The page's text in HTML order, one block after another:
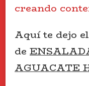
creando
Aquí te dejo
de
AGUACATE